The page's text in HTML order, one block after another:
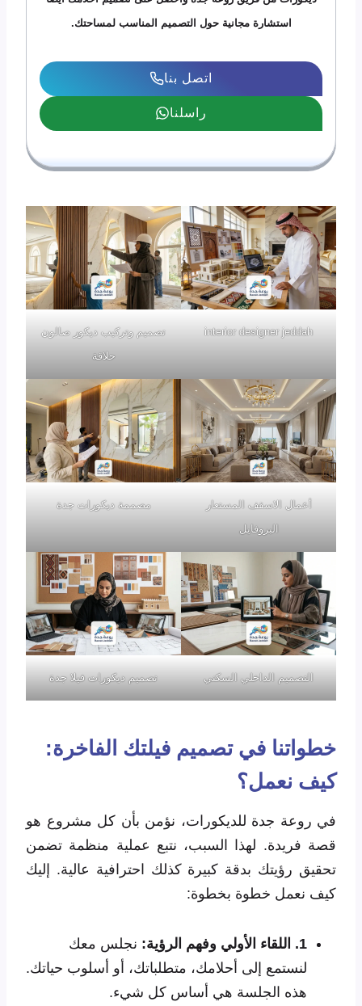
استشارة مجانية حول التصميم المناسب لمساحتك.
اتصل بنا
راسلنا
interior designer jeddah
تصميم وتركيب ديكور صالون
حلاقة
أعمال الاسقف المستعار
البروفايل
مصممة ديكورات جدة
التصميم الداخلي السكني تصميم ديكورات فيلا جدة
خطواتنا في تصميم فيلتك الفاخرة:
كيف نعمل؟
في روعة جدة للديكورات، نؤمن بأن كل مشروع هو
قصة فريدة. لهذا السبب، نتبع عملية منظمة تضمن
تحقيق رؤيتك بدقة كبيرة كذلك احترافية عالية. إليك
كيف نعمل خطوة بخطوة:
1. اللقاء الأولي وفهم الرؤية:
نجلس معك
لنستمع إلى أحلامك، متطلباتك، أو أسلوب حياتك.
هذه الجلسة هي أساس كل شيء.